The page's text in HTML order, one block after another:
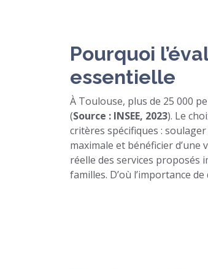
Pourquoi
essentielle
À Toulouse, plus de 25 000
(Source : INSEE, 2023). Le
critères spécifiques :
maximale et bénéficier
réelle des services proposés
familles. D’où l’importance